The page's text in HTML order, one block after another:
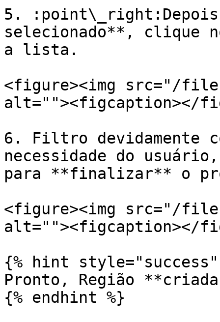
5.
selecionado**, clique
a lista.
<figure><img src="/files/
alt=""><figcaption></
6. Filtro devidamente
necessidade do
para **finalizar** o
<figure><img src="/files/
alt=""><figcaption></
{% hint style="success"
Pronto, Região